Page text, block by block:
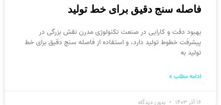
فاصله سنج دقیق برای خط تولید
بهبود دقت و کارایی در صنعت تکنولوژی مدرن نقش بزرگی در
پیشرفت خطوط تولید دارد، و استفاده از فاصله سنج دقیق برای خط
تولید به
ادامه مطلب »
۱۶ آذر ۱۴۰۳ بدون دیدگاه